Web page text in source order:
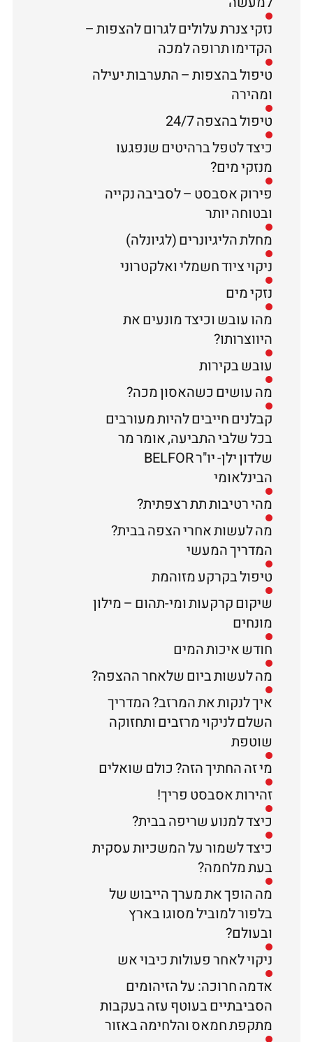
נזקי צנרת עלולים לגרום להצפות –
הקדימו תרופה למכה
טיפול בהצפות – התערבות יעילה
ומהירה
טיפול בהצפה 24/7
כיצד לטפל ברהיטים שנפגעו
מנזקי מים?
פירוק אסבסט – לסביבה נקייה
ובטוחה יותר
מחלת הליגיונרים (לגיונלה)
ניקוי ציוד חשמלי ואלקטרוני
נזקי מים
מהו עובש וכיצד מונעים את
היווצרותו?
עובש בקירות
מה עושים כשהאסון מכה?
קבלנים חייבים להיות מעורבים
בכל שלבי התביעה, אומר מר
שלדון ילן- יו"ר BELFOR
הבינלאומי
מהי רטיבות תת רצפתית?
מה לעשות אחרי הצפה בבית?
המדריך המעשי
טיפול בקרקע מזוהמת
שיקום קרקעות ומי-תהום – מילון
מונחים
חודש איכות המים
מה לעשות ביום שלאחר ההצפה?
איך לנקות את המרזב? המדריך
השלם לניקוי מרזבים ותחזוקה
שוטפת
מי זה החתיך הזה? כולם שואלים
זהירות אסבסט פריך!
כיצד למנוע שריפה בבית?
כיצד לשמור על המשכיות עסקית
בעת מלחמה?
מה הופך את מערך הייבוש של
בלפור למוביל מסוגו בארץ
ובעולם?
ניקוי לאחר פעולות כיבוי אש
אדמה חרוכה: על הזיהומים
הסביבתיים בעוטף עזה בעקבות
מתקפת חמאס והלחימה באזור